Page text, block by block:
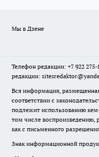
Мы в Дзене
Телефон редакции: +7 922
редакции:
Вся информация,
соответствии с
подлежит использованию
том числе воспроизведению,
как с письменного
Знак информационной